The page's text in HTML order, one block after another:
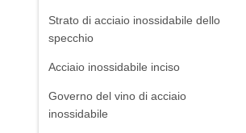
Strato di acciaio inossidabile dello
specchio
Acciaio inossidabile inciso
Governo del vino di acciaio
inossidabile